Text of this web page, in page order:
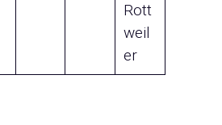
Rott
weil
er